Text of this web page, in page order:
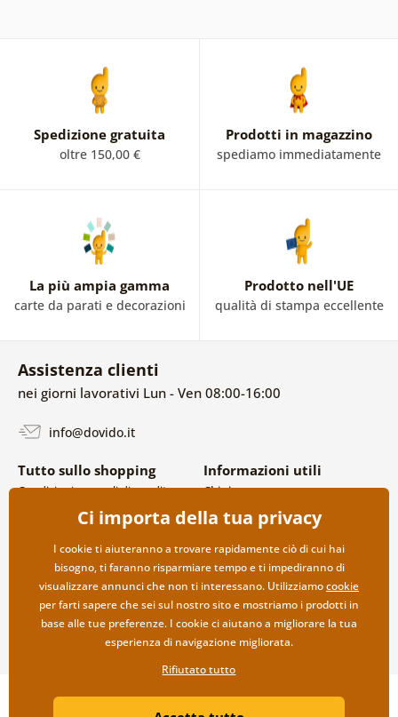
Spedizione gratuita
oltre 150,00 €
Prodotti in magazzino
spediamo immediatamente
La più ampia gamma
carte da parati e decorazioni
Prodotto nell'UE
qualità di stampa eccellente
Assistenza clienti
nei giorni lavorativi Lun - Ven 08:00-16:00
info@dovido.it
Tutto sullo shopping
Condizioni generali di vendita e
Politica sulla privacy
Opzioni di spedizione e
pagamento
Reso della merce
Informazioni utili
Chi siamo
FAQ
Contatti
Collaborazione all’ingrosso
Copyright ©2019 © Dovido.it.
Ci importa della tua privacy
I cookie ti aiuteranno a trovare rapidamente ciò di cui hai
bisogno, ti faranno risparmiare tempo e ti impediranno di
visualizzare annunci che non ti interessano. Utilizziamocookie
per farti sapere che sei sul nostro sito e mostriamo i prodotti in
base alle tue preferenze. I cookie ci aiutano a migliorare la tua
esperienza di navigazione migliorata.
Rifiutato tutto